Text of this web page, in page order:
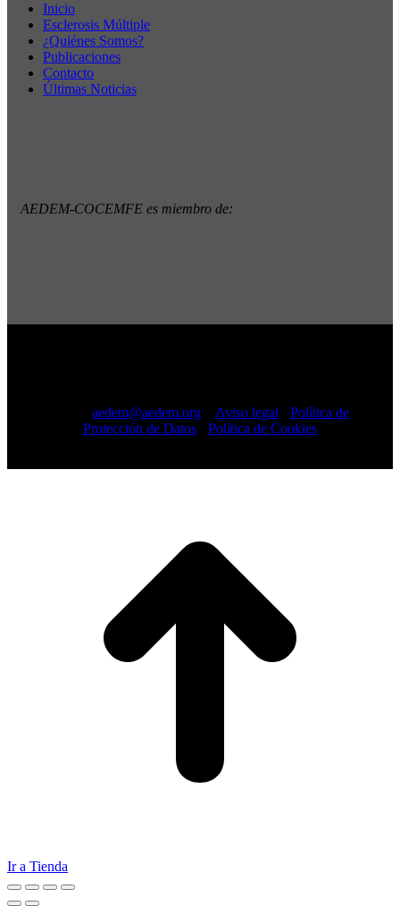
Inicio
Esclerosis Múltiple
¿Quiénes Somos?
Publicaciones
Contacto
Últimas Noticias
AEDEM-COCEMFE es miembro de:
aedem@aedem.org// Aviso legal
Política de
Protección de Datos
Política de Cookies
Ir a Tienda